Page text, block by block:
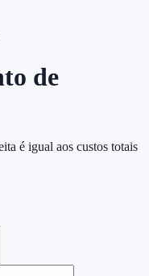
de
é igual aos custos totais